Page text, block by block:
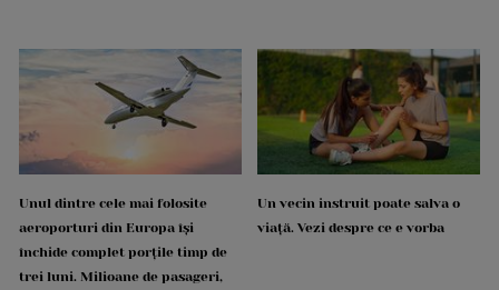
Unul dintre cele mai folosite
aeroporturi din Europa își
închide complet porțile timp de
trei luni. Milioane de pasageri,
Un vecin instruit poate salva o
viață. Vezi despre ce e vorba